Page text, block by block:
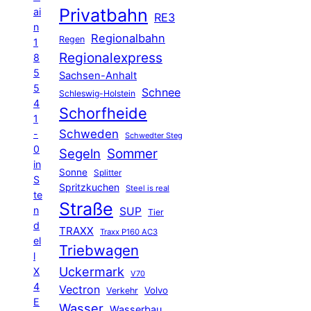
ai
n
1
8
5
5
4
1
-
0
in
S
te
n
d
el
l
X
4
E
Privatbahn RE3
Regen Regionalbahn
Regionalexpress
Sachsen-Anhalt
Schleswig-Holstein Schnee
Schorfheide
Schweden Schwedter Steg
Segeln Sommer
Sonne Splitter
Spritzkuchen Steel is real
Straße SUP Tier
TRAXX Traxx P160 AC3
Triebwagen
Uckermark V70
Vectron Verkehr Volvo